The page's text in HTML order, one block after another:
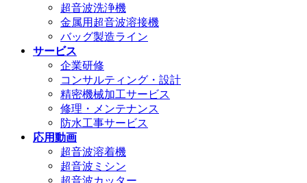
超音波洗浄機
金属用超音波溶接機
バッグ製造ライン
サービス
企業研修
コンサルティング・設計
精密機械加工サービス
修理・メンテナンス
防水工事サービス
応用動画
超音波溶着機
超音波ミシン
超音波カッター